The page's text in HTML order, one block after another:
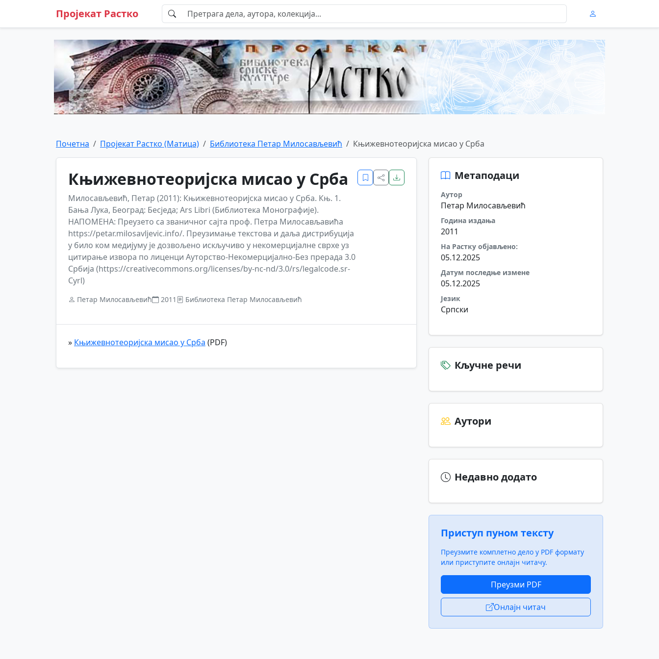
Пројекат Растко
Почетна Пројекат Растко (Матица) Библиотека Петар Милосављевић Књижевнотеоријска мисао у Срба
Књижевнотеоријска мисао у Срба
Милосављевић, Петар (2011): Књижевнотеоријска мисао у Срба. Књ. 1.
Бања Лука, Београд: Бесједа; Ars Libri (Библиотека Монографије).
НАПОМЕНА: Преузето са званичног сајта проф. Петра Милосављавића
https://petar.milosavljevic.info/. Преузимање текстова и даља дистрибуција
у било ком медијуму је дозвољено искључиво у некомерцијалне сврхе уз
цитирање извора по лиценци Ауторство-Некомерцијално-Без прерада 3.0
Србија (https://creativecommons.org/licenses/by-nc-nd/3.0/rs/legalcode.sr-
Cyrl)
Петар Милосављевић 2011 Библиотека Петар Милосављевић
» Књижевнотеоријска мисао у Срба (PDF)
Метаподаци
Аутор
Петар Милосављевић
Година издања
2011
На Растку објављено:
05.12.2025
Датум последње измене
05.12.2025
Језик
Српски
Кључне речи
Аутори
Недавно додато
Приступ пуном тексту
Преузмите комплетно дело у PDF формату
или приступите онлајн читачу.
Преузми PDF
Онлајн читач